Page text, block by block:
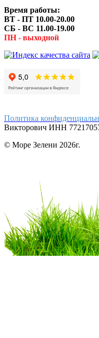
Время работы:
ВТ - ПТ 10.00-20.00
СБ - ВС 11.00-19.00
ПН - выходной
Политика
Викторович ИНН
© Море Зелени 2026г.